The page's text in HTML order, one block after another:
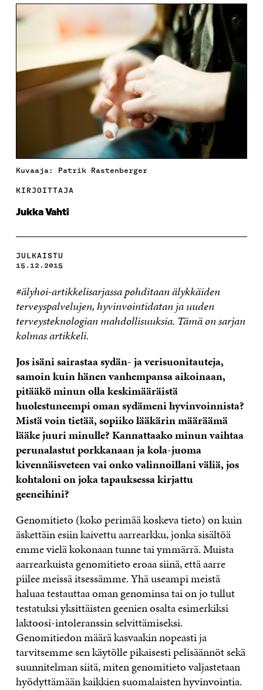
Kuvaaja: Patrik Rastenberger
KIRJOITTAJA
Jukka Vahti
JULKAISTU
15.12.2015
#älyhoi-artikkelisarjassa pohditaan älykkäiden
terveyspalvelujen, hyvinvointidatan ja uuden
terveysteknologian mahdollisuuksia. Tämä on sarjan
kolmas artikkeli.
Jos isäni sairastaa sydän- ja verisuonitauteja,
samoin kuin hänen vanhempansa aikoinaan,
pitääkö minun olla keskimääräistä
huolestuneempi oman sydämeni hyvinvoinnista?
Mistä voin tietää, sopiiko lääkärin määräämä
lääke juuri minulle? Kannattaako minun vaihtaa
perunalastut porkkanaan ja kola-juoma
kivennäisveteen vai onko valinnoillani väliä, jos
kohtaloni on joka tapauksessa kirjattu
geeneihini?
Genomitieto (koko perimää koskeva tieto) on kuin
äskettäin esiin kaivettu aarrearkku, jonka sisältöä
emme vielä kokonaan tunne tai ymmärrä. Muista
aarrearkuista genomitieto eroaa siinä, että aarre
piilee meissä itsessämme. Yhä useampi meistä
haluaa testauttaa oman genominsa tai on jo tullut
testatuksi yksittäisten geenien osalta esimerkiksi
laktoosi-intoleranssin selvittämiseksi.
Genomitiedon määrä kasvaakin nopeasti ja
tarvitsemme sen käytölle pikaisesti pelisäännöt sekä
suunnitelman siitä, miten genomitieto valjastetaan
hyödyttämään kaikkien suomalaisten hyvinvointia.